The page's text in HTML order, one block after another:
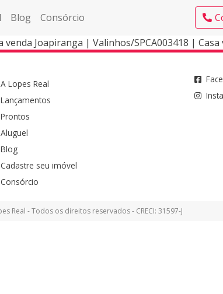
Blog Consórcio
Joapiranga | Valinhos/SPCA003418 |
A Lopes Real
Lançamentos
Prontos
Aluguel
Blog
Cadastre seu imóvel
Consórcio
Real - Todos os direitos reservados - CRECI: 31597-J